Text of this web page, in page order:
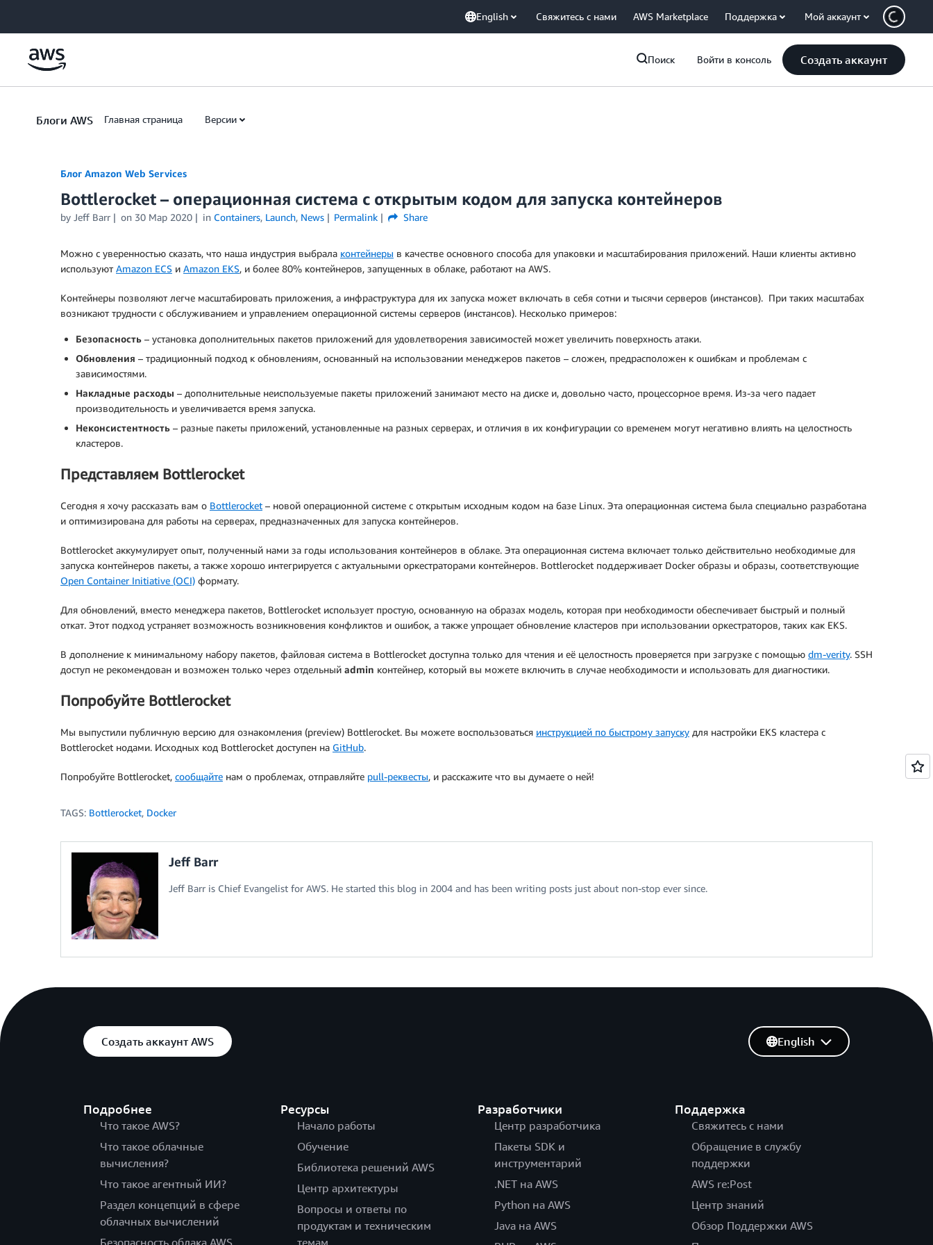
English Свяжитесь с нами AWS Marketplace Поддержка Мой аккаунт
Поиск Войти в консоль Создать аккаунт
Блоги AWS Главная страница Версии
Блог Amazon Web Services
Bottlerocket – операционная система с открытым кодом для запуска контейнеров
by Jeff Barr on 30 Мар 2020 in Containers, Launch, News Permalink Share
Можно с уверенностью сказать, что наша индустрия выбрала контейнеры в качестве основного способа для упаковки и масштабирования приложений. Наши клиенты активно
используютAmazon ECS и Amazon EKS, и более 80% контейнеров, запущенных в облаке, работают на AWS.
Контейнеры позволяют легче масштабировать приложения, а инфраструктура для их запуска может включать в себя сотни и тысячи серверов (инстансов). При таких масштабах
возникают трудности с обслуживанием и управлением операционной системы серверов (инстансов). Несколько примеров:
Безопасность – установка дополнительных пакетов приложений для удовлетворения зависимостей может увеличить поверхность атаки.
Обновления – традиционный подход к обновлениям, основанный на использовании менеджеров пакетов – сложен, предрасположен к ошибкам и проблемам с
зависимостями.
Накладные расходы – дополнительные неиспользуемые пакеты приложений занимают место на диске и, довольно часто, процессорное время. Из-за чего падает
производительность и увеличивается время запуска.
Неконсистентность – разные пакеты приложений, установленные на разных серверах, и отличия в их конфигурации со временем могут негативно влиять на целостность
кластеров.
Представляем Bottlerocket
Сегодня я хочу рассказать вам о Bottlerocket – новой операционной системе с открытым исходным кодом на базе Linux. Эта операционная система была специально разработана
и оптимизирована для работы на серверах, предназначенных для запуска контейнеров.
Bottlerocket аккумулирует опыт, полученный нами за годы использования контейнеров в облаке. Эта операционная система включает только действительно необходимые для
запуска контейнеров пакеты, а также хорошо интегрируется с актуальными оркестраторами контейнеров. Bottlerocket поддерживает Docker образы и образы, соответствующие
Open Container Initiative (OCI) формату.
Для обновлений, вместо менеджера пакетов, Bottlerocket использует простую, основанную на образах модель, которая при необходимости обеспечивает быстрый и полный
откат. Этот подход устраняет возможность возникновения конфликтов и ошибок, а также упрощает обновление кластеров при использовании оркестраторов, таких как EKS.
В дополнение к минимальному набору пакетов, файловая система в Bottlerocket доступна только для чтения и её целостность проверяется при загрузке с помощью dm-verity. SSH
доступ не рекомендован и возможен только через отдельный admin контейнер, который вы можете включить в случае необходимости и использовать для диагностики.
Попробуйте Bottlerocket
Мы выпустили публичную версию для ознакомления (preview) Bottlerocket. Вы можете воспользоваться инструкцией по быстрому запуску для настройки EKS кластера c
Bottlerocket нодами. Исходных код Bottlerocket доступен на GitHub.
Попробуйте Bottlerocket, сообщайте нам о проблемах, отправляйте pull-реквесты, и расскажите что вы думаете о ней!
TAGS: Bottlerocket, Docker
Jeff Barr
Jeff Barr is Chief Evangelist for AWS. He started this blog in 2004 and has been writing posts just about non-stop ever since.
Создать аккаунт AWS
Подробнее
Что такое AWS?
Что такое облачные
вычисления?
Что такое агентный ИИ?
Раздел концепций в сфере
облачных вычислений
Безопасность облака AWS
Ресурсы
Начало работы
Обучение
Библиотека решений AWS
Центр архитектуры
Вопросы и ответы по
продуктам и техническим
темам
Разработчики
Центр разработчика
Пакеты SDK и
инструментарий
.NET на AWS
Python на AWS
Java на AWS
Поддержка
Свяжитесь с нами
Обращение в службу
поддержки
AWS re:Post
Центр знаний
Обзор Поддержки AWS
English